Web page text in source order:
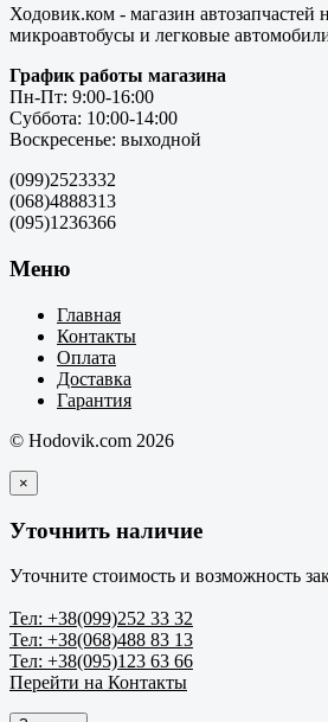
Ходовик.ком - магазин автозапчастей
микроавтобусы и легковые
График работы магазина
Пн-Пт: 9:00-16:00
Суббота: 10:00-14:00
Воскресенье: выходной
(099)2523332
(068)4888313
(095)1236366
Меню
Главная
Контакты
Оплата
Доставка
Гарантия
© Hodovik.com 2026
×
Уточнить наличие
Уточните стоимость и возможность
Тел: +38(099)252 33 32
Тел: +38(068)488 83 13
Тел: +38(095)123 63 66
Перейти на Контакты